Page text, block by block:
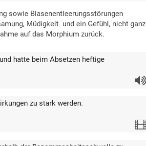
sowie Blasenentleerungsstörungen
Müdigkeit und ein Gefühl, nicht ganz
auf das Morphium zurück.
hatte beim Absetzen heftige
zu stark werden.